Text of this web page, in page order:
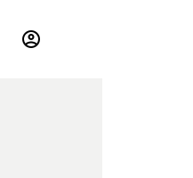
account_circle